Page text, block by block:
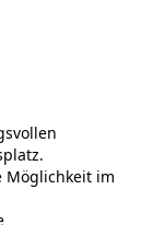
Möglichkeit im